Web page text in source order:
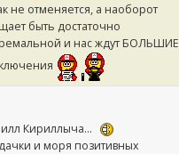
не отменяется, а наоборот
быть достаточно
и нас ждут БОЛЬШИЕ
Кириллыча...
и моря позитивных